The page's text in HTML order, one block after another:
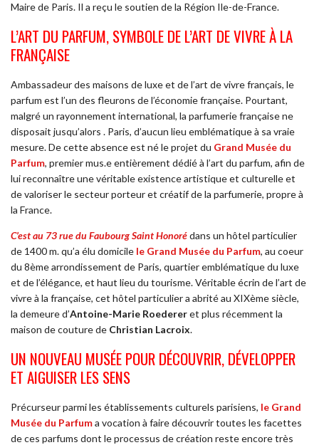
Maire de Paris. Il a reçu le soutien de la Région Ile-de-France.
L’ART DU PARFUM, SYMBOLE DE L’ART DE VIVRE À LA
FRANÇAISE
Ambassadeur des maisons de luxe et de l’art de vivre français, le
parfum est l’un des fleurons de l’économie française. Pourtant,
malgré un rayonnement international, la parfumerie française ne
disposait jusqu’alors . Paris, d’aucun lieu emblématique à sa vraie
mesure. De cette absence est né le projet du Grand Musée du
Parfum, premier mus.e entièrement dédié à l’art du parfum, afin de
lui reconnaître une véritable existence artistique et culturelle et
de valoriser le secteur porteur et créatif de la parfumerie, propre à
la France.
C’est au 73 rue du Faubourg Saint Honorédans un hôtel particulier
de 1400 m. qu’a élu domicile le Grand Musée du Parfum, au coeur
du 8ème arrondissement de Paris, quartier emblématique du luxe
et de l’élégance, et haut lieu du tourisme. Véritable écrin de l’art de
vivre à la française, cet hôtel particulier a abrité au XIXème siècle,
la demeure d’Antoine-Marie Roedereret plus récemment la
maison de couture de Christian Lacroix.
UN NOUVEAU MUSÉE POUR DÉCOUVRIR, DÉVELOPPER
ET AIGUISER LES SENS
Précurseur parmi les établissements culturels parisiens, le Grand
Musée du Parfuma vocation à faire découvrir toutes les facettes
de ces parfums dont le processus de création reste encore très